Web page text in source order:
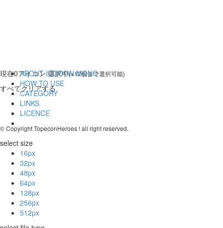
現在0アイコン 選択中(※12個まで選択可能)
すべてクリアする
select size
16px
32px
48px
64px
128px
256px
512px
ABOUT ICOOON MONO
HOW TO USE
CATEGORY
LINKS
LICENCE
© Copyright TopeconHeroes ! all right reserved.